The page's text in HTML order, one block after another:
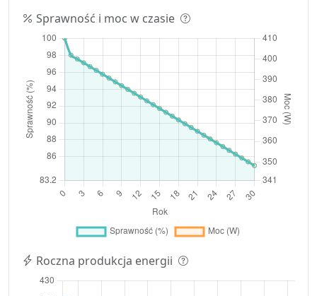
Sprawność i moc w czasie
Roczna produkcja energii